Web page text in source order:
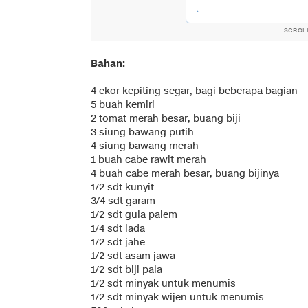
Bahan:
4 ekor kepiting segar, bagi beberapa bagian
5 buah kemiri
2 tomat merah besar, buang biji
3 siung bawang putih
4 siung bawang merah
1 buah cabe rawit merah
4 buah cabe merah besar, buang bijinya
1/2 sdt kunyit
3/4 sdt garam
1/2 sdt gula palem
1/4 sdt lada
1/2 sdt jahe
1/2 sdt asam jawa
1/2 sdt biji pala
1/2 sdt minyak untuk menumis
1/2 sdt minyak wijen untuk menumis